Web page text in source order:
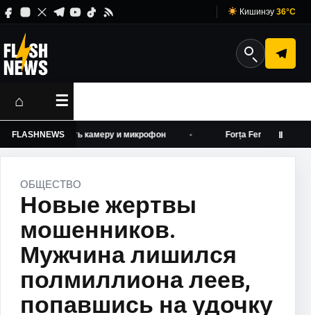
Кишинэу 36°C
⌂ ☰
FLASHNEWS
включать камеру и микрофон Forța Fermierilor Ⅱ
ОБЩЕСТВО
Новые жертвы
мошенников.
Мужчина лишился
полмиллиона леев,
попавшись на удочку